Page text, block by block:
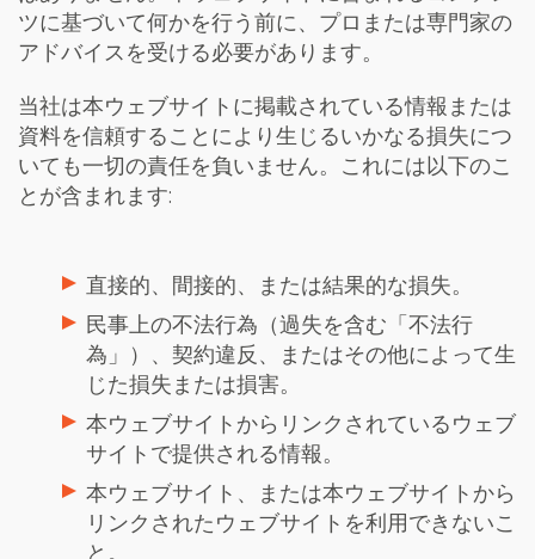
ツに基づいて何かを行う前に、プロまたは専門家の
アドバイスを受ける必要があります。
当社は本ウェブサイトに掲載されている情報または
資料を信頼することにより生じるいかなる損失につ
いても一切の責任を負いません。これには以下のこ
とが含まれます:
直接的、間接的、または結果的な損失。
民事上の不法行為（過失を含む「不法行
為」）、契約違反、またはその他によって生
じた損失または損害。
本ウェブサイトからリンクされているウェブ
サイトで提供される情報。
本ウェブサイト、または本ウェブサイトから
リンクされたウェブサイトを利用できないこ
と。